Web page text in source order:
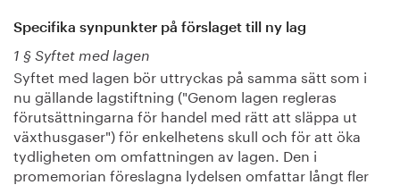
Specifika synpunkter på förslaget till ny lag
1 § Syftet med lagen
Syftet med lagen bör uttryckas på samma sätt som i
nu gällande lagstiftning ("Genom lagen regleras
förutsättningarna för handel med rätt att släppa ut
växthusgaser") för enkelhetens skull och för att öka
tydligheten om omfattningen av lagen. Den i
promemorian föreslagna lydelsen omfattar långt fler